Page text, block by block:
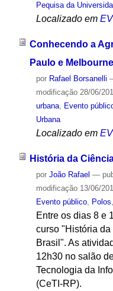
Pequisa da
Localizado em
Conhecendo a
Paulo e Melbourne
por Rafael Borsanelli
modificação28/06/
urbana, Evento
Urbana
Localizado em
História da
por João Rafael —
modificação13/06/
Evento público, Polos
Entre os dias 8 e
curso "História
Brasil". As
12h30 no salão
Tecnologia da
(CeTI-RP).